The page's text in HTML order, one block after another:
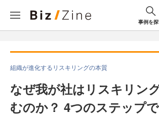
事例を
組織が進化するリスキリングの本質
なぜ我が社はリスキリン
むのか？ 4つのステップ